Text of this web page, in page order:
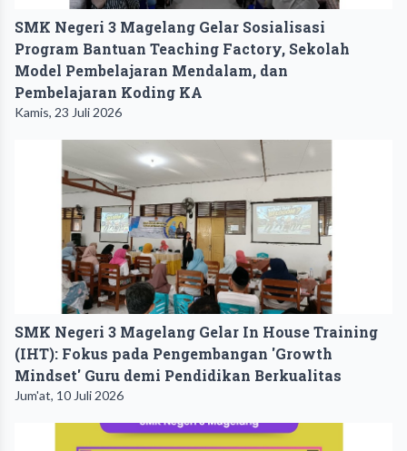
SMK Negeri 3 Magelang Gelar Sosialisasi
Program Bantuan Teaching Factory, Sekolah
Model Pembelajaran Mendalam, dan
Pembelajaran Koding KA
Kamis, 23 Juli 2026
SMK Negeri 3 Magelang Gelar In House Training
(IHT): Fokus pada Pengembangan 'Growth
Mindset' Guru demi Pendidikan Berkualitas
Jum'at, 10 Juli 2026